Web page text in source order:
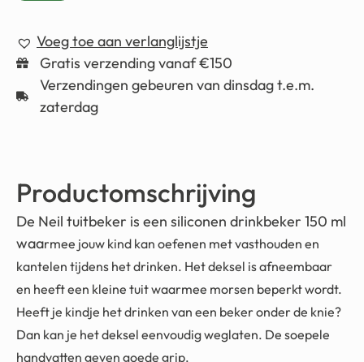
Voeg toe aan verlanglijstje
Gratis verzending vanaf €150
Verzendingen gebeuren van dinsdag t.e.m.
zaterdag
Productomschrijving
De Neil tuitbeker is een siliconen drinkbeker 150 ml
waarmee jouw kind kan oefenen met vasthouden en
kantelen tijdens het drinken. Het deksel is afneembaar
en heeft een kleine tuit waarmee morsen beperkt wordt.
Heeft je kindje het drinken van een beker onder de knie?
Dan kan je het deksel eenvoudig weglaten. De soepele
handvatten geven goede grip.